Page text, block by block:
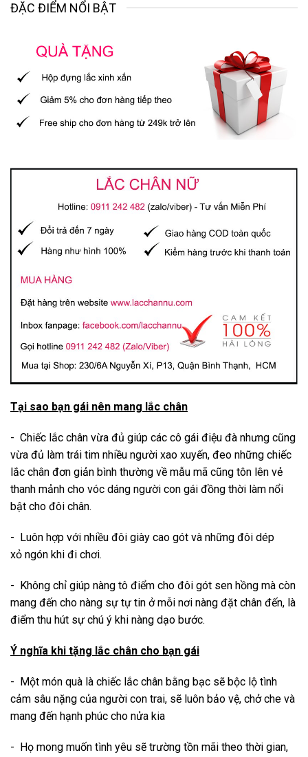
ĐẶC ĐIỂM NỔI BẬT
Tại sao bạn gái nên mang lắc chân
- Chiếc lắc chân vừa đủ giúp các cô gái điệu đà nhưng cũng
vừa đủ làm trái tim nhiều người xao xuyến, đeo những chiếc
lắc chân đơn giản bình thường về mẫu mã cũng tôn lên vẻ
thanh mảnh cho vóc dáng người con gái đồng thời làm nổi
bật cho đôi chân.
- Luôn hợp với nhiều đôi giày cao gót và những đôi dép
xỏ ngón khi đi chơi.
- Không chỉ giúp nàng tô điểm cho đôi gót sen hồng mà còn
mang đến cho nàng sự tự tin ở mỗi nơi nàng đặt chân đến, là
điểm thu hút sự chú ý khi nàng dạo bước.
Ý nghĩa khi tặng lắc chân cho bạn gái
- Một món quà là chiếc lắc chân bằng bạc sẽ bộc lộ tình
cảm sâu nặng của người con trai, sẽ luôn bảo vệ, chở che và
mang đến hạnh phúc cho nửa kia
- Họ mong muốn tình yêu sẽ trường tồn mãi theo thời gian,